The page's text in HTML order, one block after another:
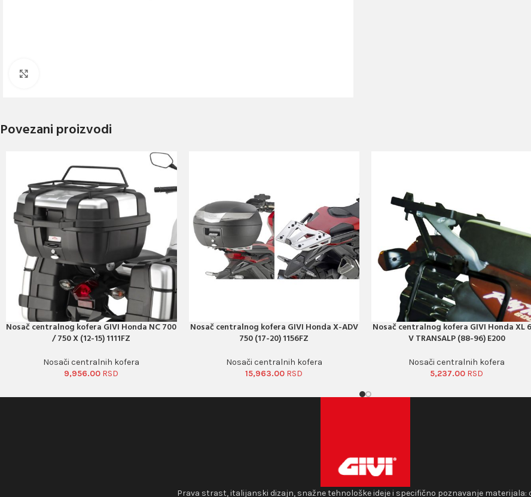
Povezani proizvodi
PORUČI ODMAH
Nosač centralnog kofera GIVI Honda NC 700
/ 750 X (12-15) 1111FZ
Nosači centralnih kofera
9,956.00
PORUČI ODMAH
Nosač centralnog kofera GIVI Honda X-ADV
750 (17-20) 1156FZ
Nosači centralnih kofera
15,963.00
PORUČI ODMAH
Nosač centralnog kofera GIVI Honda XL
V TRANSALP (88-96) E200
Nosači centralnih kofera
5,237.00
Prava strast, italijanski dizajn, snažne tehnološke ideje i specifično poznavanje materijala: